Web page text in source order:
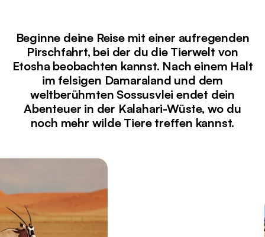
Beginne deine Reise mit einer aufregenden
Pirschfahrt, bei der du die Tierwelt von
Etosha beobachten kannst. Nach einem Halt
im felsigen Damaraland und dem
weltberühmten Sossusvlei endet dein
Abenteuer in der Kalahari-Wüste, wo du
noch mehr wilde Tiere treffen kannst.